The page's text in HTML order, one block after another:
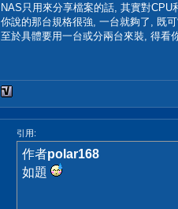
NAS只用來分享檔案的話, 其實對CPU
你說的那台規格很強, 一台就夠了, 既
至於具體要用一台或分兩台來裝, 得看
引用:
作者polar168
如題